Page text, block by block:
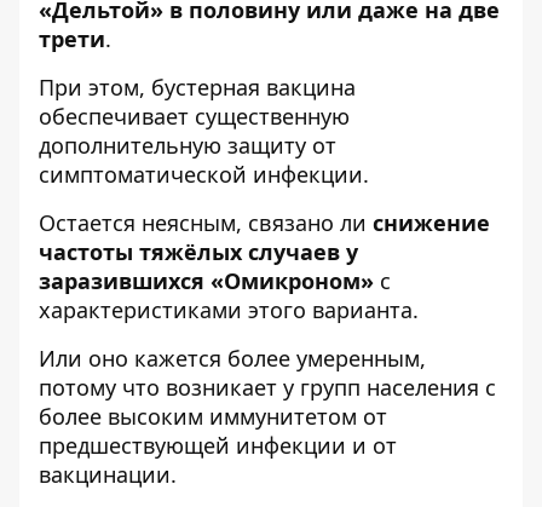
«Дельтой» в половину или даже на две
трети.
При этом, бустерная вакцина
обеспечивает существенную
дополнительную защиту от
симптоматической инфекции.
Остается неясным, связано ли снижение
частоты тяжёлых случаев у
заразившихся «Омикроном» с
характеристиками этого варианта.
Или оно кажется более умеренным,
потому что возникает у групп населения с
более высоким иммунитетом от
предшествующей инфекции и от
вакцинации.